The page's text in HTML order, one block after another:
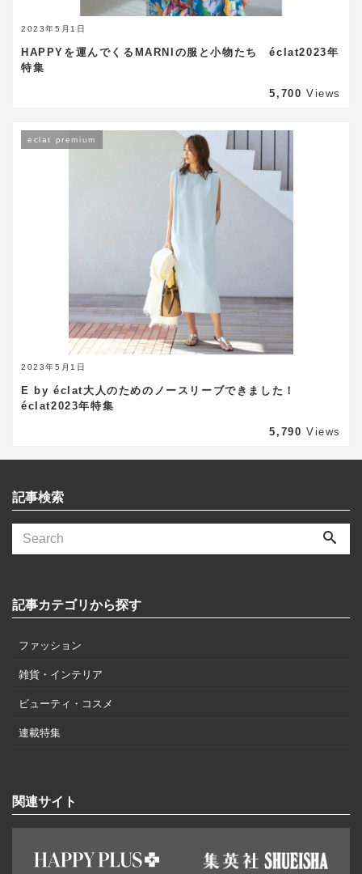
2023年5月1日
HAPPYを運んでくるMARNIの服と小物たち éclat2023年
特集
5,700 Views
2023年5月1日
eclat premium
E by éclat大人のためのノースリーブできました！
éclat2023年特集
5,790 Views
記事検索
記事カテゴリから探す
ファッション
雑貨・インテリア
ビューティ・コスメ
連載特集
関連サイト